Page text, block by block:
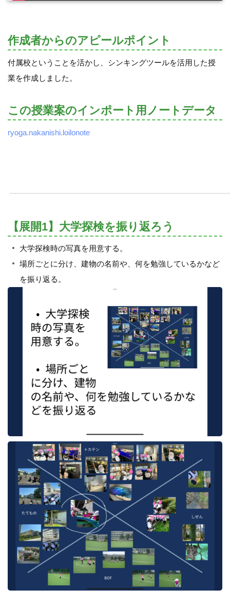
作成者からのアピールポイント
付属校ということを活かし、シンキングツールを活用した授
業を作成しました。
この授業案のインポート用ノートデータ
ryoga.nakanishi.loilonote
【展開1】大学探検を振り返ろう
大学探検時の写真を用意する。
場所ごとに分け、建物の名前や、何を勉強しているかなど
を振り返る。